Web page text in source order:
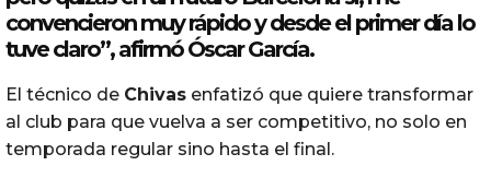
convencieron muy rápido y desde el primer día lo
tuve claro”, afirmóÓscar García.
El técnico de Chivas enfatizó que quiere transformar
al club para que vuelva a ser competitivo, no solo en
temporada regular sino hasta el final.